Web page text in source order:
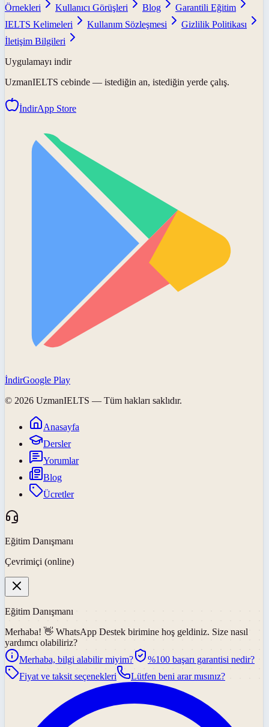
Örnekleri
Kullanıcı Görüşleri Blog
Garantili Eğitim
IELTS Kelimeleri
Kullanım Sözleşmesi
Gizlilik Politikası
İletişim Bilgileri
Uygulamayı indir
UzmanIELTS cebinde — istediğin an, istediğin yerde çalış.
İndirApp Store
İndirGoogle Play
© 2026 UzmanIELTS — Tüm hakları saklıdır.
Anasayfa
Dersler
Yorumlar
Blog
Ücretler
Eğitim Danışmanı
Çevrimiçi (online)
Eğitim Danışmanı
Merhaba! 👋 WhatsApp Destek birimine hoş geldiniz. Size nasıl
yardımcı olabiliriz?
Merhaba, bilgi alabilir miyim?
%100 başarı garantisi nedir?
Fiyat ve taksit seçenekleri
Lütfen beni arar mısınız?